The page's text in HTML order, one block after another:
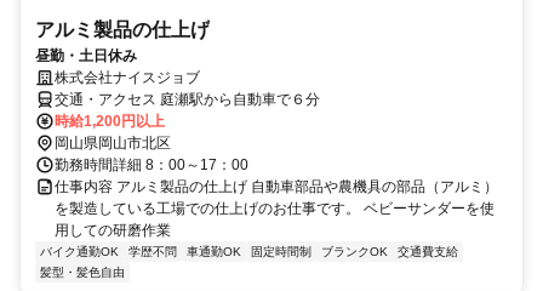
アルミ製品の仕上げ
昼勤・土日休み
株式会社ナイスジョブ
交通・アクセス 庭瀬駅から自動車で６分
時給1,200円以上
岡山県岡山市北区
勤務時間詳細 8：00～17：00
仕事内容 アルミ製品の仕上げ 自動車部品や農機具の部品（アルミ）
を製造している工場での仕上げのお仕事です。 ベビーサンダーを使
用しての研磨作業
バイク通勤OK 学歴不問 車通勤OK 固定時間制 ブランクOK
交通費支給
髪型・髪色自由